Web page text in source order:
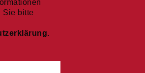
Sie bitte